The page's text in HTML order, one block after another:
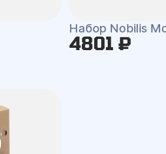
Набор Nobilis
4801 ₽